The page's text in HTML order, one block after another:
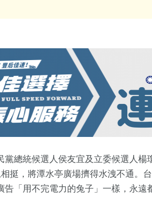
黨總統候選人侯友宜及立委候選人
挺，將潭水亭廣場擠得水洩不通。
告「用不完電力的兔子」一樣，永遠